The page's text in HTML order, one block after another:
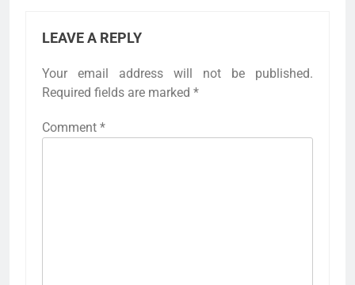
LEAVE A REPLY
Your email address will not be published.
Required fields are marked *
Comment *